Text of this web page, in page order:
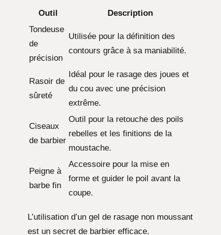
Outil
Description
Tondeuse
de
précision
Utilisée pour la définition des
contours grâce à sa maniabilité.
Rasoir de
sûreté
Idéal pour le rasage des joues et
du cou avec une précision
extrême.
Ciseaux
de barbier
Outil pour la retouche des poils
rebelles et les finitions de la
moustache.
Peigne à
barbe fin
Accessoire pour la mise en
forme et guider le poil avant la
coupe.
L’utilisation d’un gel de rasage non moussant
est un secret de barbier efficace.